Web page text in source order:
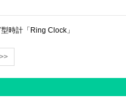
時計「Ring Clock」